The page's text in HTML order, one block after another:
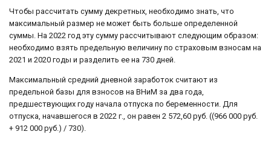
Чтобы рассчитать сумму декретных, необходимо знать, что
максимальный размер не может быть больше определенной
суммы. На 2022 год эту сумму рассчитывают следующим образом:
необходимо взять предельную величину по страховым взносам на
2021 и 2020 годы и разделить ее на 730 дней.
Максимальный средний дневной заработок считают из
предельной базы для взносов на ВНиМ за два года,
предшествующих году начала отпуска по беременности. Для
отпуска, начавшегося в 2022 г., он равен 2 572,60 руб. ((966 000 руб.
+ 912 000 руб.) / 730).